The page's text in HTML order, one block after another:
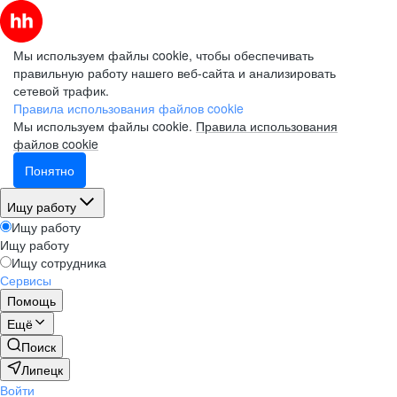
Мы используем файлы cookie, чтобы обеспечивать
правильную работу нашего веб-сайта и анализировать
сетевой трафик.
Правила использования файлов cookie
Мы используем файлы cookie. Правила использования
файлов cookie
Понятно
Ищу работу
Ищу работу
Ищу работу
Ищу сотрудника
Сервисы
Помощь
Ещё
Поиск
Липецк
Войти